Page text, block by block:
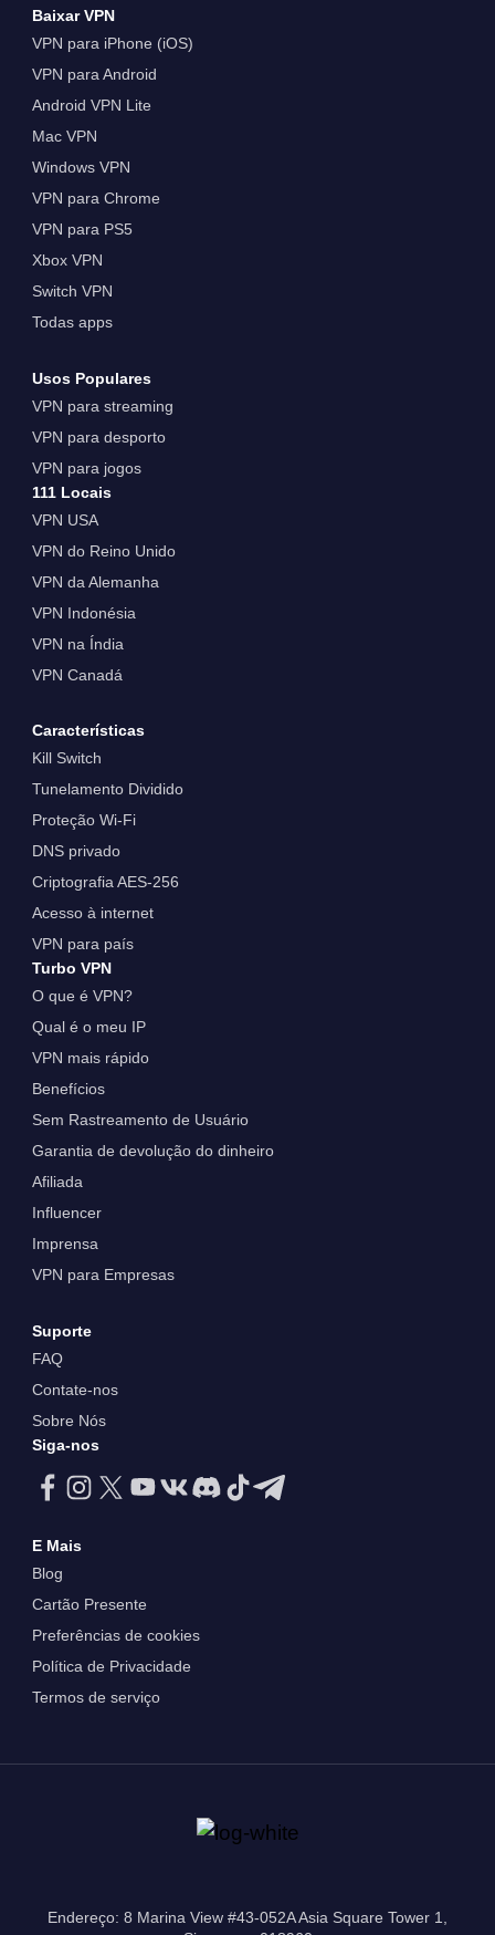
Baixar VPN
VPN para iPhone (iOS)
VPN para Android
Android VPN Lite
Mac VPN
Windows VPN
VPN para Chrome
VPN para PS5
Xbox VPN
Switch VPN
Todas apps
Usos Populares
VPN para streaming
VPN para desporto
VPN para jogos
111 Locais
VPN USA
VPN do Reino Unido
VPN da Alemanha
VPN Indonésia
VPN na Índia
VPN Canadá
Características
Kill Switch
Tunelamento Dividido
Proteção Wi-Fi
DNS privado
Criptografia AES-256
Acesso à internet
VPN para país
Turbo VPN
O que é VPN?
Qual é o meu IP
VPN mais rápido
Benefícios
Sem Rastreamento de Usuário
Garantia de devolução do dinheiro
Afiliada
Influencer
Imprensa
VPN para Empresas
Suporte
FAQ
Contate-nos
Sobre Nós
Siga-nos
E Mais
Blog
Cartão Presente
Preferências de cookies
Política de Privacidade
Termos de serviço
Endereço: 8 Marina View #43-052A Asia Square Tower 1,